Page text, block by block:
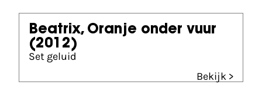
Beatrix, Oranje onder vuur
(2012)
Set geluid
Bekijk >